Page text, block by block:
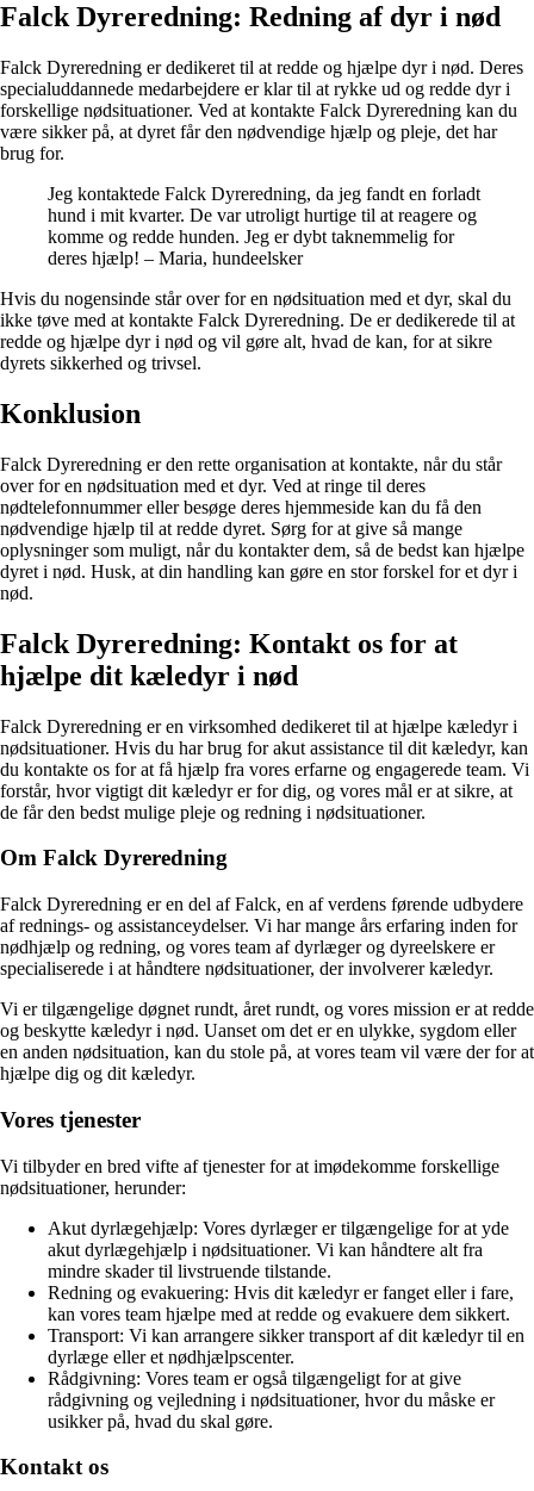
Falck Dyreredning: Redning af dyr i nød
Falck Dyreredning er dedikeret til at redde og hjælpe dyr i nød. Deres
specialuddannede medarbejdere er klar til at rykke ud og redde dyr i
forskellige nødsituationer. Ved at kontakte Falck Dyreredning kan du
være sikker på, at dyret får den nødvendige hjælp og pleje, det har
brug for.
Jeg kontaktede Falck Dyreredning, da jeg fandt en forladt
hund i mit kvarter. De var utroligt hurtige til at reagere og
komme og redde hunden. Jeg er dybt taknemmelig for
deres hjælp! – Maria, hundeelsker
Hvis du nogensinde står over for en nødsituation med et dyr, skal du
ikke tøve med at kontakte Falck Dyreredning. De er dedikerede til at
redde og hjælpe dyr i nød og vil gøre alt, hvad de kan, for at sikre
dyrets sikkerhed og trivsel.
Konklusion
Falck Dyreredning er den rette organisation at kontakte, når du står
over for en nødsituation med et dyr. Ved at ringe til deres
nødtelefonnummer eller besøge deres hjemmeside kan du få den
nødvendige hjælp til at redde dyret. Sørg for at give så mange
oplysninger som muligt, når du kontakter dem, så de bedst kan hjælpe
dyret i nød. Husk, at din handling kan gøre en stor forskel for et dyr i
nød.
Falck Dyreredning: Kontakt os for at
hjælpe dit kæledyr i nød
Falck Dyreredning er en virksomhed dedikeret til at hjælpe kæledyr i
nødsituationer. Hvis du har brug for akut assistance til dit kæledyr, kan
du kontakte os for at få hjælp fra vores erfarne og engagerede team. Vi
forstår, hvor vigtigt dit kæledyr er for dig, og vores mål er at sikre, at
de får den bedst mulige pleje og redning i nødsituationer.
Om Falck Dyreredning
Falck Dyreredning er en del af Falck, en af ​​verdens førende udbydere
af rednings- og assistanceydelser. Vi har mange års erfaring inden for
nødhjælp og redning, og vores team af dyrlæger og dyreelskere er
specialiserede i at håndtere nødsituationer, der involverer kæledyr.
Vi er tilgængelige døgnet rundt, året rundt, og vores mission er at redde
og beskytte kæledyr i nød. Uanset om det er en ulykke, sygdom eller
en anden nødsituation, kan du stole på, at vores team vil være der for at
hjælpe dig og dit kæledyr.
Vores tjenester
Vi tilbyder en bred vifte af tjenester for at imødekomme forskellige
nødsituationer, herunder:
Akut dyrlægehjælp: Vores dyrlæger er tilgængelige for at yde
akut dyrlægehjælp i nødsituationer. Vi kan håndtere alt fra
mindre skader til livstruende tilstande.
Redning og evakuering: Hvis dit kæledyr er fanget eller i fare,
kan vores team hjælpe med at redde og evakuere dem sikkert.
Transport: Vi kan arrangere sikker transport af dit kæledyr til en
dyrlæge eller et nødhjælpscenter.
Rådgivning: Vores team er også tilgængeligt for at give
rådgivning og vejledning i nødsituationer, hvor du måske er
usikker på, hvad du skal gøre.
Kontakt os